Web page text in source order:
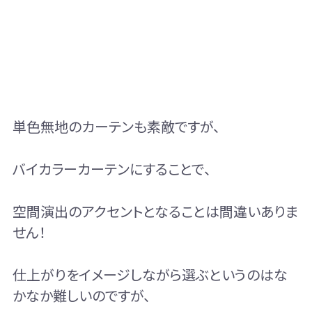
単色無地のカーテンも素敵ですが、
バイカラーカーテンにすることで、
空間演出のアクセントとなることは間違いありま
せん！
仕上がりをイメージしながら選ぶというのはな
かなか難しいのですが、